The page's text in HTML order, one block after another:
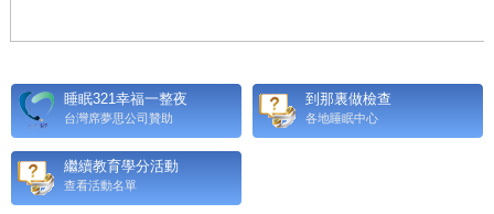
睡眠321幸福一整夜
台灣席夢思公司贊助
到那裏做檢查
各地睡眠中心
繼續教育學分活動
查看活動名單